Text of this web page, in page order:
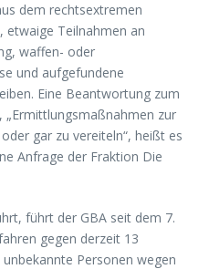
dem rechtsextremen
etwaige Teilnahmen an
waffen- oder
und aufgefundene
Eine Beantwortung zum
zur
gar zu vereiteln“, heißt es
Anfrage der Fraktion Die
führt der GBA seit dem 7.
gegen derzeit 13
Personen wegen